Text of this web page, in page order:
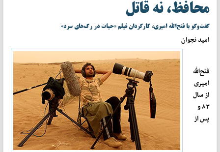
محافظ، نه قاتل
گفت‌وگو با فتح‌الله امیری، کارگردان فیلم «حیات در رگ‌های سرد»
امید نجوان
فتحالله
امیری
از سال
۸۳ و
پس از